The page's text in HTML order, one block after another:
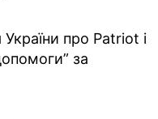
про Patriot і
за